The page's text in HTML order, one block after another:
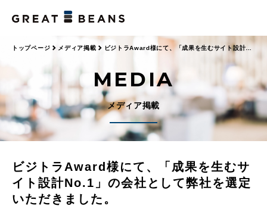
トップページ メディア掲載
ビジトラAward様にて、「成果を生むサイト設計
MEDIA
メディア掲載
ビジトラAward様にて、「成果を生むサ
イト設計No.1」の会社として弊社を選定
いただきました。